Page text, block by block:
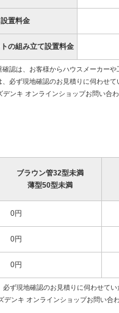
置料金
の組み立て設置料金
認は、お客様からハウスメーカーや
必ず現地確認のお見積りに伺わせて
ンキ オンラインショップお問い合
ブラウン管32型未満
薄型50型未満
0円
0円
0円
ず現地確認のお見積りに伺わせてい
ンキ オンラインショップお問い合